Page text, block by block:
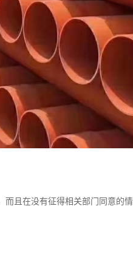
且在没有征得相关部门同意的